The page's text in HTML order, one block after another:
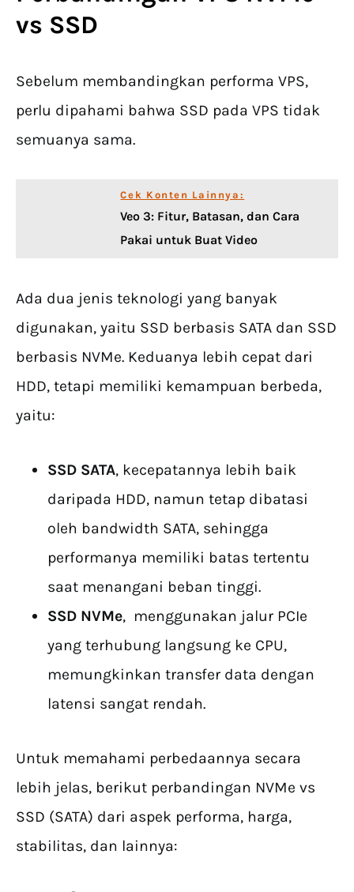
vs SSD
Sebelum membandingkan performa VPS,
perlu dipahami bahwa SSD pada VPS tidak
semuanya sama.
Cek Konten Lainnya:
Veo 3: Fitur, Batasan, dan Cara
Pakai untuk Buat Video
Ada dua jenis teknologi yang banyak
digunakan, yaitu SSD berbasis SATA dan SSD
berbasis NVMe. Keduanya lebih cepat dari
HDD, tetapi memiliki kemampuan berbeda,
yaitu:
SSD SATA, kecepatannya lebih baik
daripada HDD, namun tetap dibatasi
oleh bandwidth SATA, sehingga
performanya memiliki batas tertentu
saat menangani beban tinggi.
SSD NVMe, menggunakan jalur PCIe
yang terhubung langsung ke CPU,
memungkinkan transfer data dengan
latensi sangat rendah.
Untuk memahami perbedaannya secara
lebih jelas, berikut perbandingan NVMe vs
SSD (SATA) dari aspek performa, harga,
stabilitas, dan lainnya: